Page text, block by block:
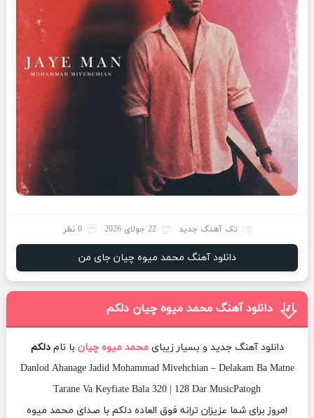
تک آهنگ جدید 22 جولای 2026 0 نظر
دانلود آهنگ محمد میوه چیان جای من
دانلود آهنگ محمد میوه چیان دلکم
دانلود آهنگ جدید و بسیار زیبایمحمد میوه چیان با نامدلکم
Danlod Ahanage Jadid Mohammad Mivehchian – Delakam Ba Matne
Tarane Va Keyfiate Bala 320 | 128 Dar MusicPatogh
امروز برای شما عزیزان ترانه فوق العاده دلکم با صدای محمد میوه